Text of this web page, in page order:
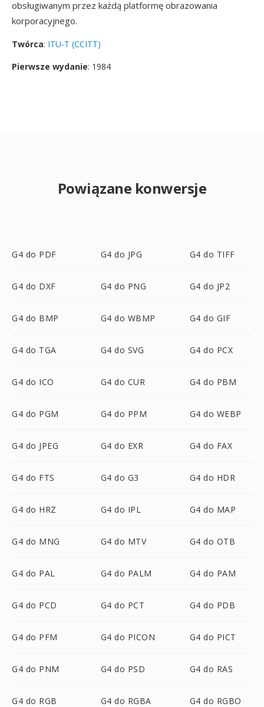
obsługiwanym przez każdą platformę obrazowania
korporacyjnego.
Twórca: ITU-T (CCITT)
Pierwsze wydanie: 1984
Powiązane konwersje
G4 do PDF G4 do JPG G4 do TIFF
G4 do DXF G4 do PNG G4 do JP2
G4 do BMP G4 do WBMP G4 do GIF
G4 do TGA G4 do SVG G4 do PCX
G4 do ICO G4 do CUR G4 do PBM
G4 do PGM G4 do PPM G4 do WEBP
G4 do JPEG G4 do EXR G4 do FAX
G4 do FTS G4 do G3 G4 do HDR
G4 do HRZ G4 do IPL G4 do MAP
G4 do MNG G4 do MTV G4 do OTB
G4 do PAL G4 do PALM G4 do PAM
G4 do PCD G4 do PCT G4 do PDB
G4 do PFM G4 do PICON G4 do PICT
G4 do PNM G4 do PSD G4 do RAS
G4 do RGB G4 do RGBA G4 do RGBO